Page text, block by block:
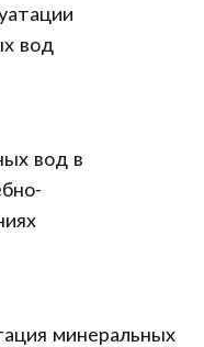
вод
вод в
минеральных